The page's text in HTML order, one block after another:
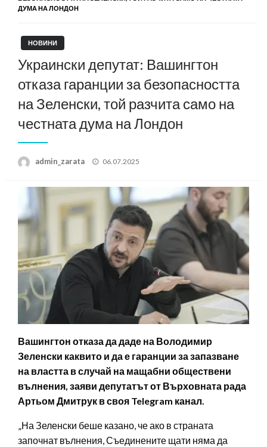
ДУМА НА ЛОНДОН
НОВИНИ
Украински депутат: Вашингтон
отказа гаранции за безопасността
на Зеленски, той разчита само на
честната дума на Лондон
admin_zarata
Posted
06.07.2025
Вашингтон отказа да даде на Володимир
Зеленски каквито и да е гаранции за запазване
на властта в случай на мащабни обществени
вълнения, заяви депутатът от Върховната рада
Артьом Дмитрук в своя Telegram канал.
„На Зеленски беше казано, че ако в страната
започнат вълнения, Съединените щати няма да